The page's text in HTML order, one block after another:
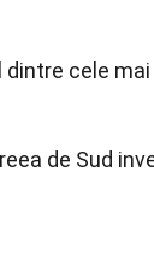
cele
de Sud